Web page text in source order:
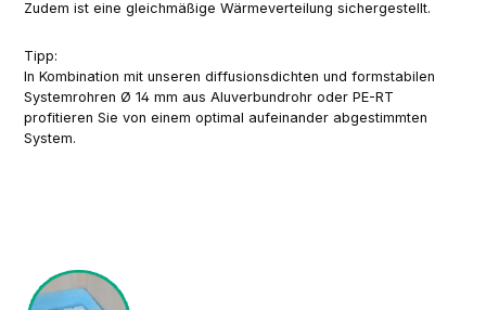
Zudem ist eine gleichmäßige Wärmeverteilung sichergestellt.
Tipp:
In Kombination mit unseren diffusionsdichten und formstabilen
Systemrohren Ø 14 mm aus Aluverbundrohr oder PE-RT
profitieren Sie von einem optimal aufeinander abgestimmten
System.